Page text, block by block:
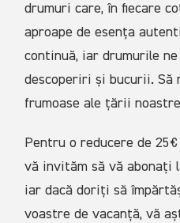
drumuri care, în fiecare
aproape de esența
continuă, iar drumurile
descoperiri și bucurii. Să
frumoase ale țării
Pentru o reducere de
vă invităm să vă abonați
iar dacă doriți să
voastre de vacanță, vă